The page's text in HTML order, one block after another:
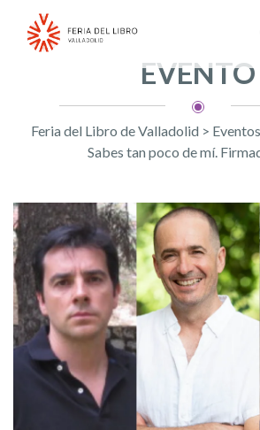
EVENTO
Feria del Libro de Valladolid > Eventos
Sabes tan poco de mí.